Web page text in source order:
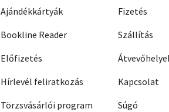
Ajándékkártyák
Bookline Reader
Előfizetés
Hírlevél feliratkozás
Törzsvásárlói program
Fizetés
Szállítás
Kapcsolat
Súgó